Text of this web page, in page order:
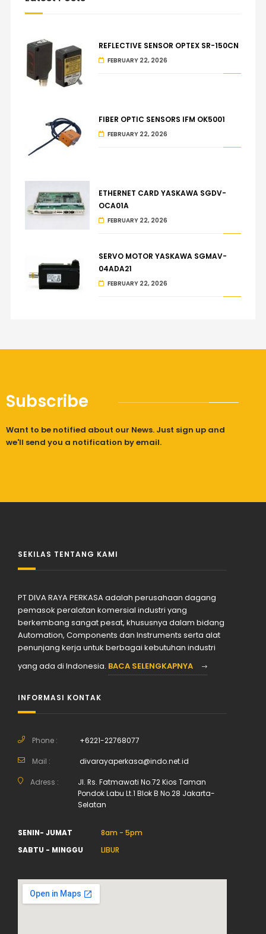
REFLECTIVE SENSOR OPTEX SR-150CN
FEBRUARY 22, 2026
FIBER OPTIC SENSORS IFM OK5001
FEBRUARY 22, 2026
ETHERNET CARD YASKAWA SGDV-
OCA01A
FEBRUARY 22, 2026
SERVO MOTOR YASKAWA SGMAV-
04ADA21
FEBRUARY 22, 2026
Subscribe
Want to be notified about our News. Just sign up and
we'll send you a notification by email.
SEKILAS TENTANG KAMI
PT DIVA RAYA PERKASA adalah perusahaan dagang
pemasok peralatan komersial industri yang
berkembang sangat pesat, khususnya dalam bidang
Automation, Components dan Instruments serta alat
penunjang kerja untuk berbagai kebutuhan industri
yang ada di Indonesia. BACA SELENGKAPNYA
INFORMASI KONTAK
Phone : +6221-22768077
Mail : divarayaperkasa@indo.net.id
Adress :
Jl. Rs. Fatmawati No.72 Kios Taman
Pondok Labu Lt.1 Blok B No.28 Jakarta-
Selatan
SENIN- JUMAT
8am - 5pm
SABTU - MINGGU
LIBUR